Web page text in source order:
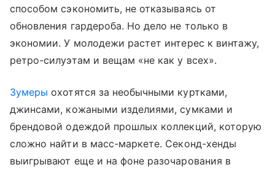
способом сэкономить, не отказываясь от
обновления гардероба. Но дело не только в
экономии. У молодежи растет интерес к винтажу,
ретро-силуэтам и вещам «не как у всех».
Зумеры охотятся за необычными куртками,
джинсами, кожаными изделиями, сумками и
брендовой одеждой прошлых коллекций, которую
сложно найти в масс-маркете. Секонд-хенды
выигрывают еще и на фоне разочарования в